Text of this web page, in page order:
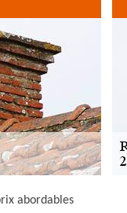
abordables